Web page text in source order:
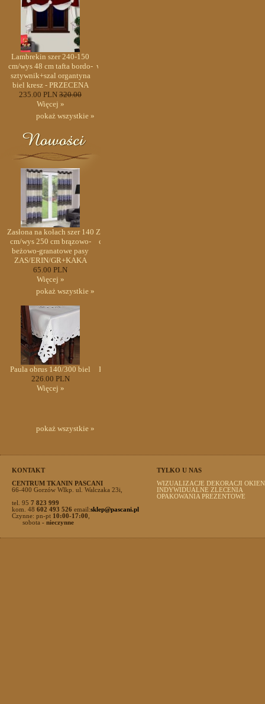
Lambrekin szer 240-150
cm/wys 48 cm tafta bordo-
sztywnik+szal organtyna
biel kresz - PRZECENA
235.00 PLN 320.00
Więcej »
wys II warstwy organza róż
pokaż wszystkie »
Zasłona na kołach szer 140
cm/wys 250 cm brązowo-
beżowo-granatowe pasy
ZAS/ERIN/GR+KAKA
65.00 PLN
Więcej »
Zasłona na kołach szer 140
cm/wys 250 cm brązowo-
pokaż wszystkie »
Paula obrus 140/300 biel
226.00 PLN
Więcej »
Paula obrus 140/300 biel
pokaż wszystkie »
KONTAKT
CENTRUM TKANIN PASCANI
66-400 Gorzów Wlkp. ul. Walczaka 23i,
tel. 95 7 823 999
kom. 48 602 493 526 email:sklep@pascani.pl
Czynne: pn-pt 10:00-17:00
sobota - nieczynne
TYLKO U NAS
WIZUALIZACJE DEKORACJI OKIEN
INDYWIDUALNE ZLECENIA
OPAKOWANIA PREZENTOWE